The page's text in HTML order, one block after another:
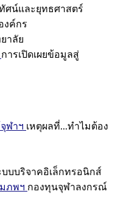
ศน์และยุทธศาสตร์
งค์กร
าลัย
การเปิดเผยข้อมูลสู่
ฬาฯ เหตุผลที่...ทำไมต้อง
บบบริจาคอิเล็กทรอนิกส์
ภพฯ กองทุนจุฬาลงกรณ์